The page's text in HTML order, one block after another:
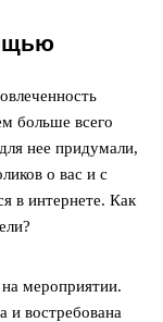
больше всего
нее придумали,
о вас и с
в интернете. Как
мероприятии.
и востребована